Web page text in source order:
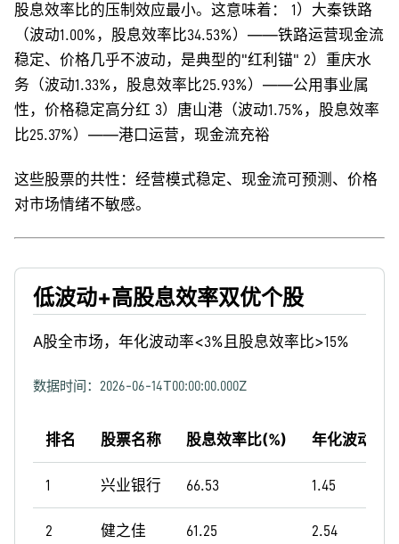
股息效率比的压制效应最小。这意味着： 1）大秦铁路
（波动1.00%，股息效率比34.53%）——铁路运营现金流
稳定、价格几乎不波动，是典型的"红利锚" 2）重庆水
务（波动1.33%，股息效率比25.93%）——公用事业属
性，价格稳定高分红 3）唐山港（波动1.75%，股息效率
比25.37%）——港口运营，现金流充裕
这些股票的共性：经营模式稳定、现金流可预测、价格
对市场情绪不敏感。
低波动+高股息效率双优个股
A股全市场，年化波动率<3%且股息效率比>15%
数据时间： 2026-06-14T00:00:00.000Z
排名 股票名称 股息效率比(%) 年化波动率
1 兴业银行 66.53 1.45
2 健之佳 61.25 2.54